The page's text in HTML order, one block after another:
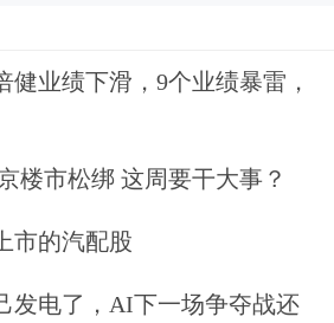
长，但是不少关注公司
满意。一位医药行业分
，不过从一季报来看，
增速确实低于市场预
健业绩下滑，9个业绩暴雷，
楼市松绑 这周要干大事？
市的汽配股
发电了，AI下一场争夺战还